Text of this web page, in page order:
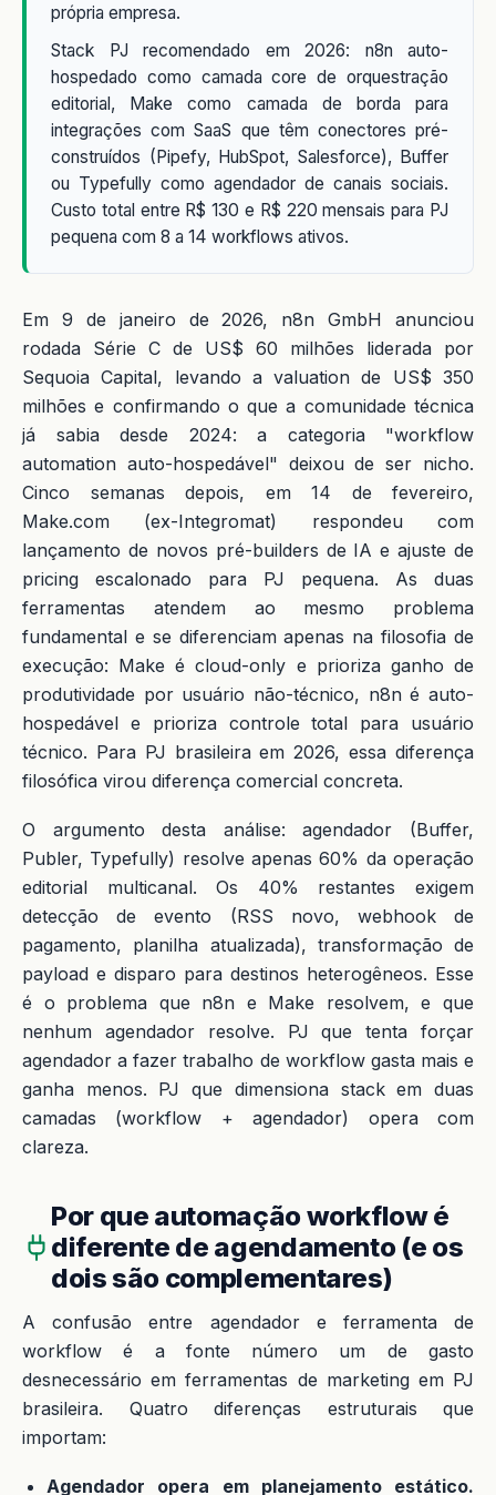
própria empresa.
Stack PJ recomendado em 2026: n8n auto-
hospedado como camada core de orquestração
editorial, Make como camada de borda para
integrações com SaaS que têm conectores pré-
construídos (Pipefy, HubSpot, Salesforce), Buffer
ou Typefully como agendador de canais sociais.
Custo total entre R$ 130 e R$ 220 mensais para PJ
pequena com 8 a 14 workflows ativos.
Em 9 de janeiro de 2026, n8n GmbH anunciou
rodada Série C de US$ 60 milhões liderada por
Sequoia Capital, levando a valuation de US$ 350
milhões e confirmando o que a comunidade técnica
já sabia desde 2024: a categoria "workflow
automation auto-hospedável" deixou de ser nicho.
Cinco semanas depois, em 14 de fevereiro,
Make.com (ex-Integromat) respondeu com
lançamento de novos pré-builders de IA e ajuste de
pricing escalonado para PJ pequena. As duas
ferramentas atendem ao mesmo problema
fundamental e se diferenciam apenas na filosofia de
execução: Make é cloud-only e prioriza ganho de
produtividade por usuário não-técnico, n8n é auto-
hospedável e prioriza controle total para usuário
técnico. Para PJ brasileira em 2026, essa diferença
filosófica virou diferença comercial concreta.
O argumento desta análise: agendador (Buffer,
Publer, Typefully) resolve apenas 60% da operação
editorial multicanal. Os 40% restantes exigem
detecção de evento (RSS novo, webhook de
pagamento, planilha atualizada), transformação de
payload e disparo para destinos heterogêneos. Esse
é o problema que n8n e Make resolvem, e que
nenhum agendador resolve. PJ que tenta forçar
agendador a fazer trabalho de workflow gasta mais e
ganha menos. PJ que dimensiona stack em duas
camadas (workflow + agendador) opera com
clareza.
Por que automação workflow é
diferente de agendamento (e os
dois são complementares)
A confusão entre agendador e ferramenta de
workflow é a fonte número um de gasto
desnecessário em ferramentas de marketing em PJ
brasileira. Quatro diferenças estruturais que
importam:
Agendador opera em planejamento estático.